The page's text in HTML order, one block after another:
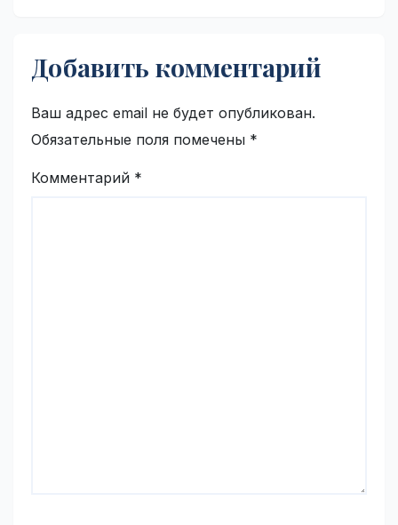
Добавить комментарий
Ваш адрес email не будет опубликован.
Обязательные поля помечены *
Комментарий *